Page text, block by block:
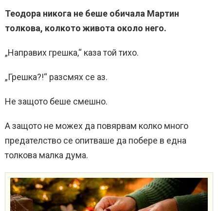
Теодора никога не беше обичала Мартин
толкова, колкото живота около него.
„Направих грешка,“ каза той тихо.
„Грешка?!“ разсмях се аз.
Не защото беше смешно.
А защото не можех да повярвам колко много
предателство се опитваше да побере в една
толкова малка дума.